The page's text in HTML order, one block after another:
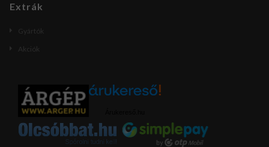
Extrák
Gyártók
Akciók